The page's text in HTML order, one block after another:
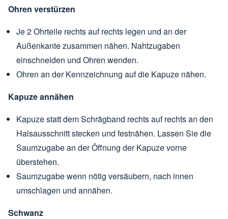
Ohren verstürzen
Je 2 Ohrteile rechts auf rechts legen und an der
Außenkante zusammen nähen. Nahtzugaben
einschneiden und Ohren wenden.
Ohren an der Kennzeichnung auf die Kapuze nähen.
Kapuze annähen
Kapuze statt dem Schrägband rechts auf rechts an den
Halsausschnitt stecken und festnähen. Lassen Sie die
Saumzugabe an der Öffnung der Kapuze vorne
überstehen.
Saumzugabe wenn nötig versäubern, nach innen
umschlagen und annähen.
Schwanz